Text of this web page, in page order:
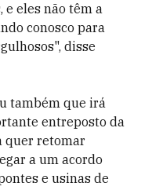
e eles não têm a
conosco para
disse
também que irá
entreposto da
quer retomar
a um acordo
e usinas de